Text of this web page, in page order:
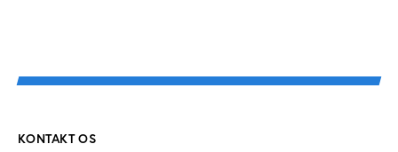
KONTAKT OS